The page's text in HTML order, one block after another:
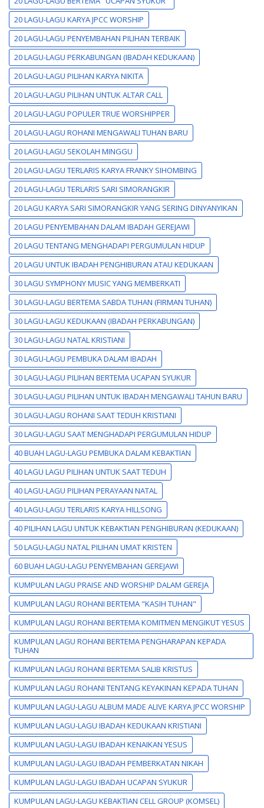
20 LAGU-LAGU KARYA JPCC WORSHIP
20 LAGU-LAGU PENYEMBAHAN PILIHAN TERBAIK
20 LAGU-LAGU PERKABUNGAN (IBADAH KEDUKAAN)
20 LAGU-LAGU PILIHAN KARYA NIKITA
20 LAGU-LAGU PILIHAN UNTUK ALTAR CALL
20 LAGU-LAGU POPULER TRUE WORSHIPPER
20 LAGU-LAGU ROHANI MENGAWALI TUHAN BARU
20 LAGU-LAGU SEKOLAH MINGGU
20 LAGU-LAGU TERLARIS KARYA FRANKY SIHOMBING
20 LAGU-LAGU TERLARIS SARI SIMORANGKIR
20 LAGU KARYA SARI SIMORANGKIR YANG SERING DINYANYIKAN
20 LAGU PENYEMBAHAN DALAM IBADAH GEREJAWI
20 LAGU TENTANG MENGHADAPI PERGUMULAN HIDUP
20 LAGU UNTUK IBADAH PENGHIBURAN ATAU KEDUKAAN
30 LAGU SYMPHONY MUSIC YANG MEMBERKATI
30 LAGU-LAGU BERTEMA SABDA TUHAN (FIRMAN TUHAN)
30 LAGU-LAGU KEDUKAAN (IBADAH PERKABUNGAN)
30 LAGU-LAGU NATAL KRISTIANI
30 LAGU-LAGU PEMBUKA DALAM IBADAH
30 LAGU-LAGU PILIHAN BERTEMA UCAPAN SYUKUR
30 LAGU-LAGU PILIHAN UNTUK IBADAH MENGAWALI TAHUN BARU
30 LAGU-LAGU ROHANI SAAT TEDUH KRISTIANI
30 LAGU-LAGU SAAT MENGHADAPI PERGUMULAN HIDUP
40 BUAH LAGU-LAGU PEMBUKA DALAM KEBAKTIAN
40 LAGU LAGU PILIHAN UNTUK SAAT TEDUH
40 LAGU-LAGU PILIHAN PERAYAAN NATAL
40 LAGU-LAGU TERLARIS KARYA HILLSONG
40 PILIHAN LAGU UNTUK KEBAKTIAN PENGHIBURAN (KEDUKAAN)
50 LAGU-LAGU NATAL PILIHAN UMAT KRISTEN
60 BUAH LAGU-LAGU PENYEMBAHAN GEREJAWI
KUMPULAN LAGU PRAISE AND WORSHIP DALAM GEREJA
KUMPULAN LAGU ROHANI BERTEMA "KASIH TUHAN"
KUMPULAN LAGU ROHANI BERTEMA KOMITMEN MENGIKUT YESUS
KUMPULAN LAGU ROHANI BERTEMA PENGHARAPAN KEPADA
TUHAN
KUMPULAN LAGU ROHANI BERTEMA SALIB KRISTUS
KUMPULAN LAGU ROHANI TENTANG KEYAKINAN KEPADA TUHAN
KUMPULAN LAGU-LAGU ALBUM MADE ALIVE KARYA JPCC WORSHIP
KUMPULAN LAGU-LAGU IBADAH KEDUKAAN KRISTIANI
KUMPULAN LAGU-LAGU IBADAH KENAIKAN YESUS
KUMPULAN LAGU-LAGU IBADAH PEMBERKATAN NIKAH
KUMPULAN LAGU-LAGU IBADAH UCAPAN SYUKUR
KUMPULAN LAGU-LAGU KEBAKTIAN CELL GROUP (KOMSEL)